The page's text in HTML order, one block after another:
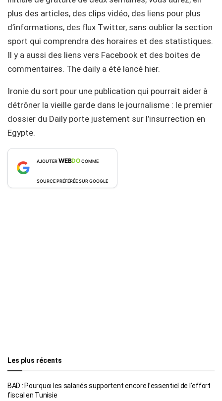
plus des articles, des clips vidéo, des liens pour plus
d’informations, des flux Twitter, sans oublier la section
sport qui comprendra des horaires et des statistiques.
Il y a aussi des liens vers Facebook et des boites de
commentaires. The daily a été lancé hier.
Ironie du sort pour une publication qui pourrait aider à
détrôner la vieille garde dans le journalisme : le premier
dossier du Daily porte justement sur l’insurrection en
Egypte.
AJOUTERWEBDOCOMME
SOURCE PRÉFÉRÉE SUR GOOGLE
Les plus récents
BAD : Pourquoi les salariés supportent encore l’essentiel de l’effort
fiscal en Tunisie